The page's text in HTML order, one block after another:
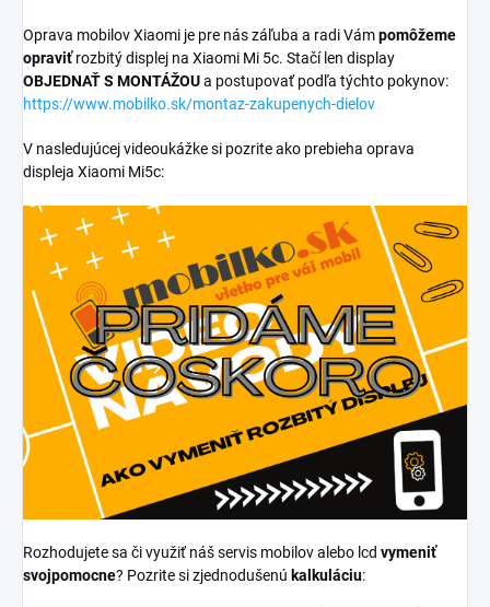
Oprava mobilov Xiaomi je pre nás záľuba a radi Vámpomôžeme
opraviťrozbitý displej na Xiaomi Mi 5c. Stačí len display
OBJEDNAŤ S MONTÁŽOUa postupovať podľa týchto pokynov:
https://www.mobilko.sk/montaz-zakupenych-dielov
V nasledujúcej videoukážke si pozrite ako prebieha oprava
displeja Xiaomi Mi5c:
Rozhodujete sa či využiť náš servis mobilov alebo lcd vymeniť
svojpomocne? Pozrite si zjednodušenú kalkuláciu: